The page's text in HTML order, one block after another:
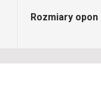
Rozmiary opon